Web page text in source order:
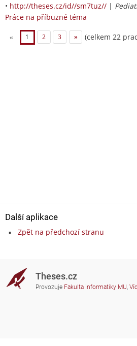
• http://theses.cz/id//sm7tuz// |
Práce na příbuzné téma
« 1 2 3 » (celkem 22
Další aplikace
Zpět na předchozí stranu
Theses.cz
Provozuje Fakulta informatiky MU,